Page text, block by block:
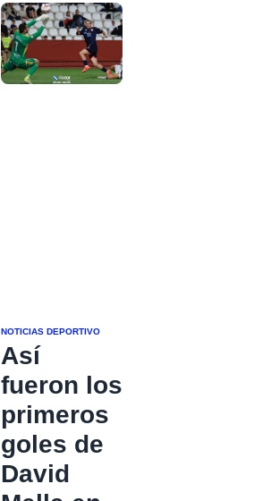
NOTICIAS DEPORTIVO
Así
fueron los
primeros
goles de
David